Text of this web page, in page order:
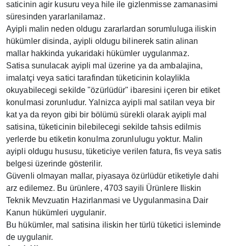
saticinin agir kusuru veya hile ile gizlenmisse zamanasimi
süresinden yararlanilamaz.
Ayipli malin neden oldugu zararlardan sorumluluga iliskin
hükümler disinda, ayipli oldugu bilinerek satin alinan
mallar hakkinda yukaridaki hükümler uygulanmaz.
Satisa sunulacak ayipli mal üzerine ya da ambalajina,
imalatçi veya satici tarafindan tüketicinin kolaylikla
okuyabilecegi sekilde "özürlüdür" ibaresini içeren bir etiket
konulmasi zorunludur. Yalnizca ayipli mal satilan veya bir
kat ya da reyon gibi bir bölümü sürekli olarak ayipli mal
satisina, tüketicinin bilebilecegi sekilde tahsis edilmis
yerlerde bu etiketin konulma zorunlulugu yoktur. Malin
ayipli oldugu hususu, tüketiciye verilen fatura, fis veya satis
belgesi üzerinde gösterilir.
Güvenli olmayan mallar, piyasaya özürlüdür etiketiyle dahi
arz edilemez. Bu ürünlere, 4703 sayili Ürünlere Iliskin
Teknik Mevzuatin Hazirlanmasi ve Uygulanmasina Dair
Kanun hükümleri uygulanir.
Bu hükümler, mal satisina iliskin her türlü tüketici isleminde
de uygulanir.